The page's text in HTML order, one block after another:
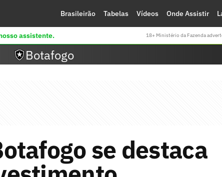
Brasileirão Tabelas Vídeos Onde Assistir
assistente. 18+ Ministério da Fazenda
Botafogo
se destaca